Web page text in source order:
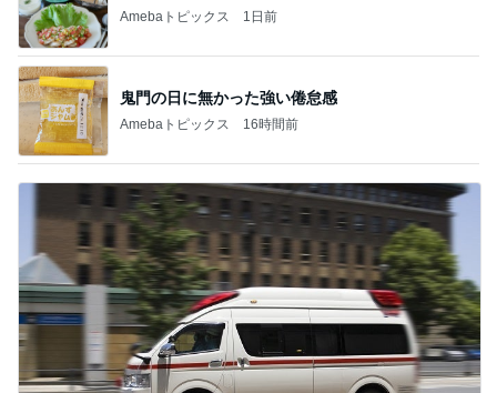
Amebaトピックス 1日前
鬼門の日に無かった強い倦怠感
Amebaトピックス 16時間前